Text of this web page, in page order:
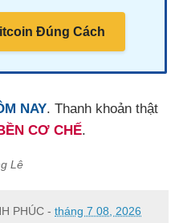
Đúng Cách
NAY. Thanh khoản thật
CƠ CHẾ.
Lê
PHÚC - tháng 7 08, 2026